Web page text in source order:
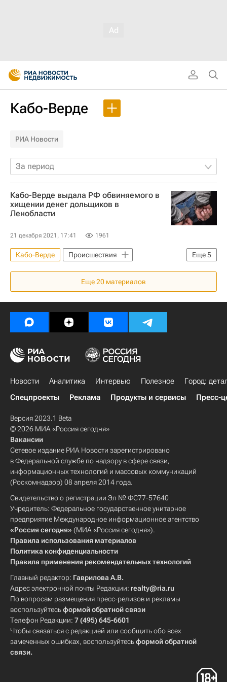
Кабо-Верде
РИА Новости
За период
Кабо-Верде выдала РФ обвиняемого в
хищении денег дольщиков в
Ленобласти
21 декабря 2021, 17:41 1961
Еще5
Кабо-Верде
Происшествия
Ленинградская область
Жилье
Обманутые дольщики в России
Криминал
Еще20 материалов
Новости Аналитика Интервью Полезное
Город:
Спецпроекты
Реклама Продукты и сервисы Пресс-
Версия 2023.1 Beta
© 2026 МИА «Россия сегодня»
Вакансии
Сетевое издание РИА Новости зарегистрировано
в Федеральной службе по надзору в сфере связи,
информационных технологий и массовых коммуникаций
(Роскомнадзор) 08 апреля 2014 года.
Свидетельство о регистрации Эл № ФС77-57640
Учредитель: Федеральное государственное унитарное
предприятие Международное информационное агентство
«Россия сегодня» (МИА «Россия сегодня»).
Правила использования материалов
Политика конфиденциальности
Правила применения рекомендательных технологий
Главный редактор: Гаврилова А.В.
Адрес электронной почты Редакции: realty@ria.ru
По вопросам размещения пресс-релизов и рекламы
воспользуйтесьформой обратной связи
Телефон Редакции: 7 (495) 645-6601
Чтобы связаться с редакцией или сообщить обо всех
замеченных ошибках, воспользуйтесьформой обратной
связи.